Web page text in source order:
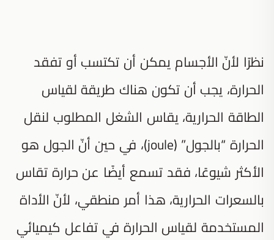
نظرًا لأنّ الأجسام يمكن أن تكتسب أو تفقد
الحرارة، يجب أن تكون هناك طريقة لقياس
الطاقة الحرارية، يقاس الشغل المطلوب لنقل
الحرارة “بالجول” (joule)، في حين أنّ الجول هو
الأكثر شيوعًا، فقد تسمع أيضًا عن حرارة تقاس
بالسعرات الحرارية، هذا أمر منطقي، لأنّ الأداة
المستخدمة لقياس الحرارة في تفاعل كيميائي